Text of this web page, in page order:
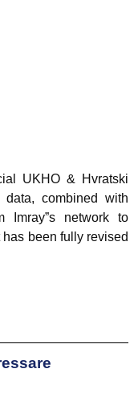
UKHO & Hvratski
data, combined with
Imray”s network to
been fully revised